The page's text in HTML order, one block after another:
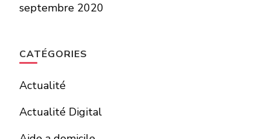
septembre 2020
CATÉGORIES
Actualité
Actualité Digital